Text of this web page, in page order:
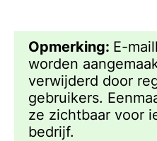
Opmerking: E-
worden
verwijderd door
gebruikers.
ze zichtbaar voor
bedrijf.